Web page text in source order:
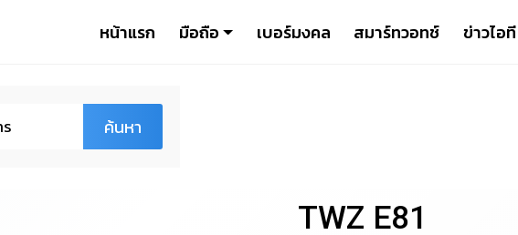
หน้าแรก มือถือ เบอร์มงคล สมาร์ทวอทช์ ข่าวไอที
ค้นหา
TWZ E81